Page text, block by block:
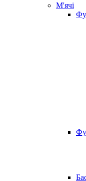
М'ячі